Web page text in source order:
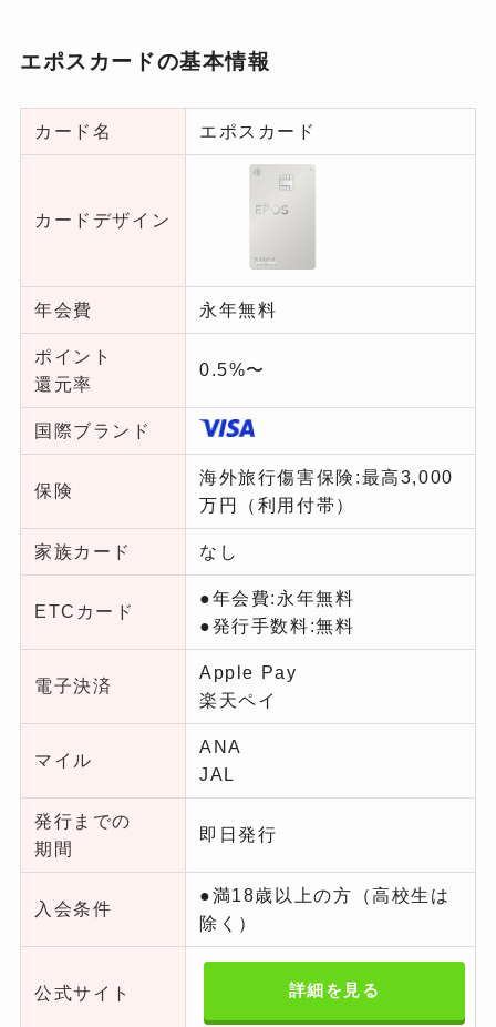
エポスカードの基本情報
カード名 エポスカード
カードデザイン
年会費 永年無料
ポイント
還元率
0.5%〜
国際ブランド
保険
海外旅行傷害保険:最高3,000
万円（利用付帯）
家族カード なし
ETCカード
●年会費:永年無料
●発行手数料:無料
電子決済
Apple Pay
楽天ペイ
マイル
ANA
JAL
発行までの
期間
即日発行
入会条件
●満18歳以上の方（高校生は
除く）
公式サイト 詳細を見る